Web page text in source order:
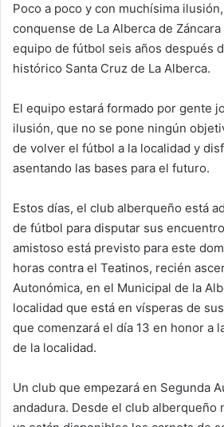
Poco a poco y con muchísima
conquense de La Alberca de
equipo de fútbol seis años después
histórico Santa Cruz de La Alberca.
El equipo estará formado por gente
ilusión, que no se pone ningún
de volver el fútbol a la localidad y
asentando las bases para el futuro.
Estos días, el club alberqueño está
de fútbol para disputar sus
amistoso está previsto para este
horas contra el Teatinos, recién
Autonómica, en el Municipal de la
localidad que está en vísperas de
que comenzará el día 13 en honor a
de la localidad.
Un club que empezará en Segunda
andadura. Desde el club alberqueño